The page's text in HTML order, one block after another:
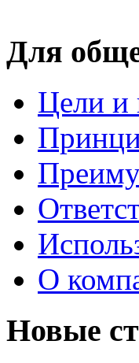
Для
Цели и
О
Новые